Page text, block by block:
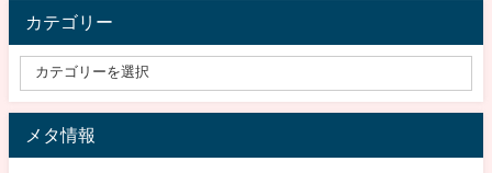
カテゴリー
メタ情報